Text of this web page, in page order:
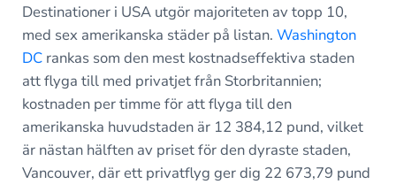
Destinationer i USA utgör majoriteten av topp 10,
med sex amerikanska städer på listan. Washington
DCrankas som den mest kostnadseffektiva staden
att flyga till med privatjet från Storbritannien;
kostnaden per timme för att flyga till den
amerikanska huvudstaden är 12 384,12 pund, vilket
är nästan hälften av priset för den dyraste staden,
Vancouver, där ett privatflyg ger dig 22 673,79 pund